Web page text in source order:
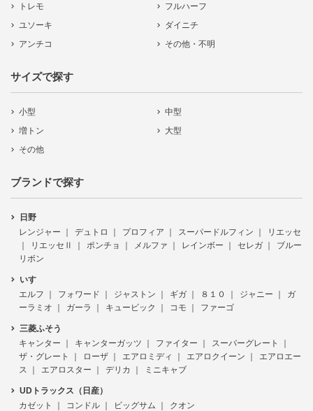
トレモ
フルハーフ
ユソーキ
ダイニチ
アンチコ
その他・不明
サイズで探す
小型
中型
増トン
大型
その他
ブランドで探す
日野
レンジャー
デュトロ プロフィア スーパードルフィン
リエッセ
リエッセⅡ
ポンチョ メルファ レインボー セレガ
ブルー
リボン
いすゞ
エルフ
フォワード ジャストン ギガ ８１０ ジャニー
ガ
ーラミオ
ガーラ キュービック コモ ファーゴ
三菱ふそう
キャンター
キャンターガッツ ファイター
スーパーグレート
ザ・グレート
ローザ エアロミディ エアロクイーン
エアロエー
ス
エアロスター デリカ ミニキャブ
UDトラックス（日産）
カゼット
コンドル ビッグサム クオン